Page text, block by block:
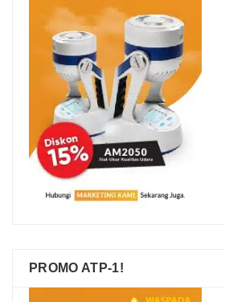
PROMO ATP-1!